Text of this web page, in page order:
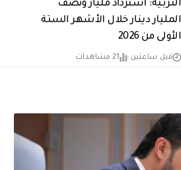
التربية: استرداد مليار ونصف
المليار دينار خلال الأشهر الستة
الأولى من 2026
قبل ساعتين 21 مشاهدات